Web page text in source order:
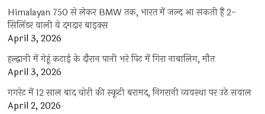
Himalayan 750 से लेकर BMW तक, भारत में जल्द आ सकती हैं 2-
सिलिंडर वाली ये दमदार बाइक्स
April 3, 2026
हल्द्वानी में गेहूं कटाई के दौरान पानी भरे पिट में गिरा नाबालिग, मौत
April 3, 2026
गगरेट में 12 साल बाद चोरी की स्कूटी बरामद, निगरानी व्यवस्था पर उठे सवाल
April 2, 2026